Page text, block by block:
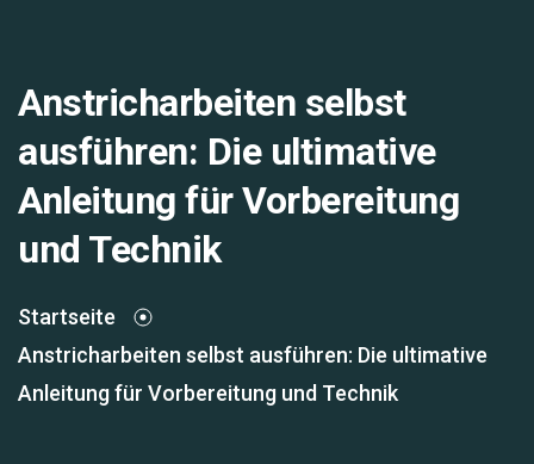
Anstricharbeiten selbst
ausführen: Die ultimative
Anleitung für Vorbereitung
und Technik
Startseite
Anstricharbeiten selbst ausführen: Die ultimative
Anleitung für Vorbereitung und Technik